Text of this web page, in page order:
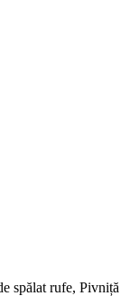
spălat rufe, Pivniță